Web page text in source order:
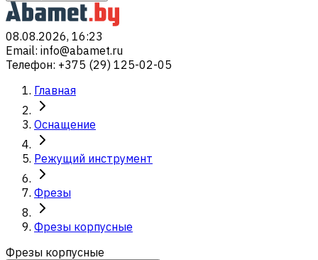
08.08.2026, 16:23
Email: info@abamet.ru
Телефон: +375 (29) 125-02-05
Главная
Оснащение
Режущий инструмент
Фрезы
Фрезы корпусные
Фрезы корпусные